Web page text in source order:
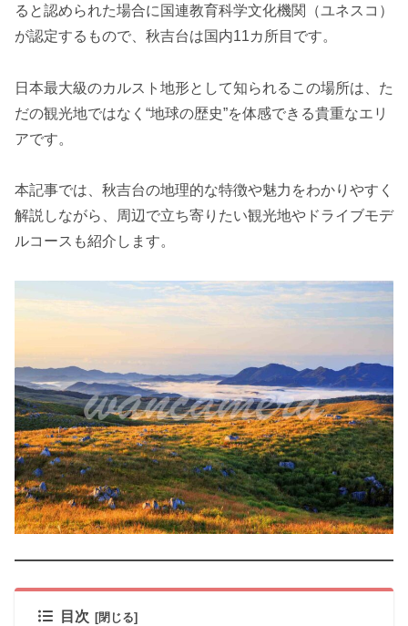
ると認められた場合に国連教育科学文化機関（ユネスコ）
が認定するもので、秋吉台は国内11カ所目です。
日本最大級のカルスト地形として知られるこの場所は、た
だの観光地ではなく“地球の歴史”を体感できる貴重なエリ
アです。
本記事では、秋吉台の地理的な特徴や魅力をわかりやすく
解説しながら、周辺で立ち寄りたい観光地やドライブモデ
ルコースも紹介します。
目次